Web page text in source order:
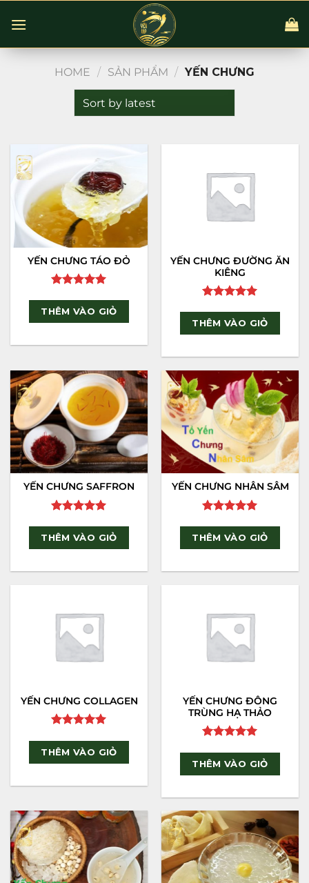
đến
HOME / SẢN PHẨM / YẾN CHƯNG
YẾN CHƯNG TÁO ĐỎ
out of 5
THÊM VÀO GIỎ
YẾN CHƯNG ĐƯỜNG ĂN
KIÊNG
out of 5
THÊM VÀO GIỎ
YẾN CHƯNG SAFFRON
out of 5
THÊM VÀO GIỎ
YẾN CHƯNG NHÂN SÂM
out of 5
THÊM VÀO GIỎ
YẾN CHƯNG COLLAGEN
out of 5
THÊM VÀO GIỎ
YẾN CHƯNG ĐÔNG
TRÙNG HẠ THẢO
out of 5
THÊM VÀO GIỎ